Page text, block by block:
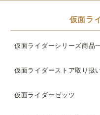
仮面ラ
仮面ライダーシリーズ商品
仮面ライダーストア取り扱
仮面ライダーゼッツ